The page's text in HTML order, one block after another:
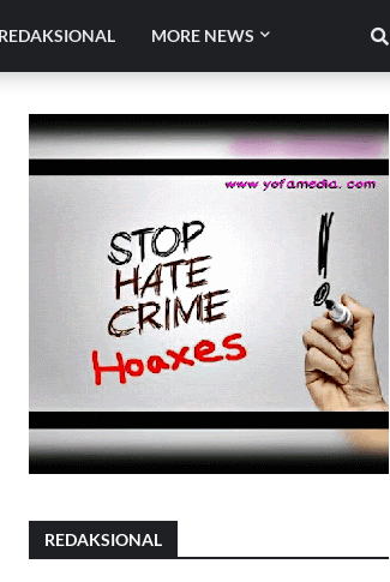
REDAKSIONAL MORE NEWS
REDAKSIONAL